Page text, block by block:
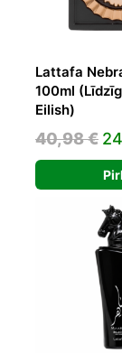
Lattafa
100ml
Eilish)
40,98€